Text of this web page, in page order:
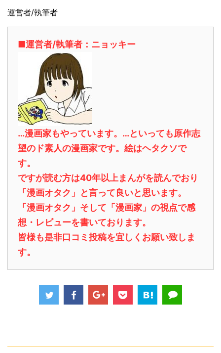
運営者/執筆者
■運営者/執筆者：ニョッキー
…漫画家もやっています。…といっても原作志
望のド素人の漫画家です。絵はヘタクソで
す。
ですが読む方は40年以上まんがを読んでおり
「漫画オタク」と言って良いと思います。
「漫画オタク」そして「漫画家」の視点で感
想・レビューを書いております。
皆様も是非口コミ投稿を宜しくお願い致しま
す。